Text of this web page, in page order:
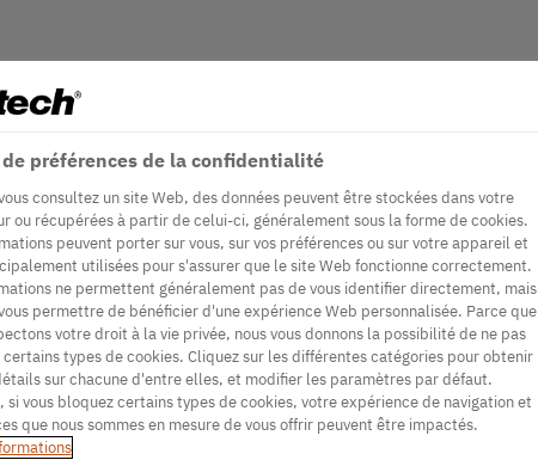
préférences de la confidentialité
consultez un site Web, des données peuvent être stockées dans votre
ou récupérées à partir de celui-ci, généralement sous la forme de cookies.
peuvent porter sur vous, sur vos préférences ou sur votre appareil et
utilisées pour s'assurer que le site Web fonctionne correctement.
ne permettent généralement pas de vous identifier directement, mais
permettre de bénéficier d'une expérience Web personnalisée. Parce que
votre droit à la vie privée, nous vous donnons la possibilité de ne pas
types de cookies. Cliquez sur les différentes catégories pour obtenir
sur chacune d'entre elles, et modifier les paramètres par défaut.
si vous bloquez certains types de cookies, votre expérience de navigation et
que nous sommes en mesure de vous offrir peuvent être impactés.